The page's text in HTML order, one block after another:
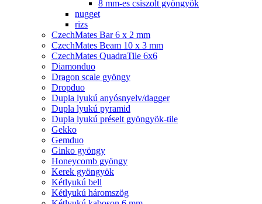
8 mm-es csiszolt gyöngyök
nugget
rizs
CzechMates Bar 6 x 2 mm
CzechMates Beam 10 x 3 mm
CzechMates QuadraTile 6x6
Diamonduo
Dragon scale gyöngy
Dropduo
Dupla lyukú anyósnyelv/dagger
Dupla lyukú pyramid
Dupla lyukú préselt gyöngyök-tile
Gekko
Gemduo
Ginko gyöngy
Honeycomb gyöngy
Kerek gyöngyök
Kétlyukú bell
Kétlyukú háromszög